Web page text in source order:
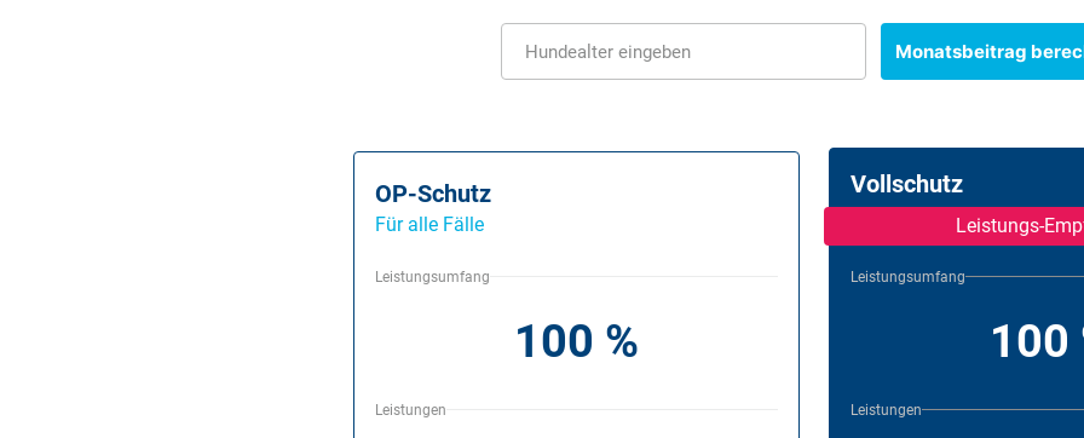
Hundealter eingeben Monatsbeitrag
OP-Schutz
Für alle Fälle
Leistungsumfang
100 %
Leistungen
Vollschutz
Leistungs-
Leistungsumfang
100
Leistungen